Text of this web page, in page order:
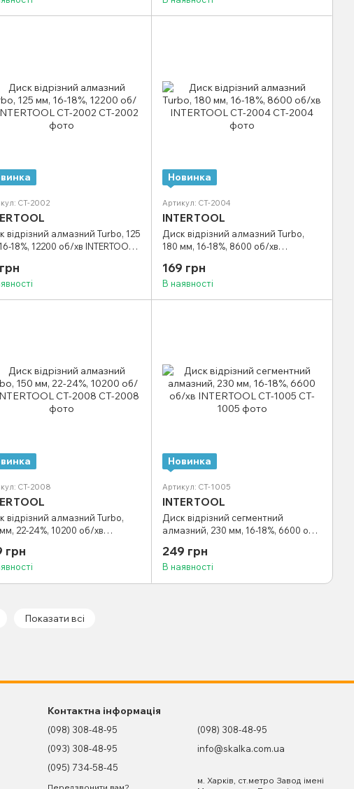
CT-2002
відрізний алмазний Turbo, 125
18%, 12200 об/хв INTERTOOL
Новинка
Артикул: CT-2004
INTERTOOL
Диск відрізний алмазний Turbo,
180 мм, 16-18%, 8600 об/хв
169 грн
В наявності
CT-2008
відрізний алмазний Turbo,
22-24%, 10200 об/хв
грн
Новинка
Артикул: CT-1005
INTERTOOL
Диск відрізний сегментний
алмазний, 230 мм, 16-18%, 6600 об/
249 грн
В наявності
Показати всі
Контактна інформація
(098) 308-48-95
(093) 308-48-95
(095) 734-58-45
(098) 308-48-95
info@skalka.com.ua
м. Харків, ст.метро Завод імені